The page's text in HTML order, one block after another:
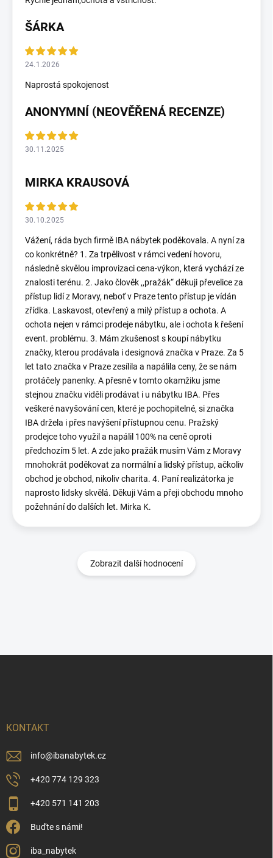
ŠÁRKA
24.1.2026
Naprostá spokojenost
ANONYMNÍ (NEOVĚŘENÁ RECENZE)
30.11.2025
MIRKA KRAUSOVÁ
30.10.2025
Vážení, ráda bych firmě IBA nábytek poděkovala. A nyní za
co konkrétně? 1. Za trpělivost v rámci vedení hovoru,
následně skvělou improvizaci cena-výkon, která vychází ze
znalosti terénu. 2. Jako člověk ,,pražák“ děkuji převelice za
přístup lidí z Moravy, neboť v Praze tento přístup je vídán
zřídka. Laskavost, otevřený a milý přístup a ochota. A
ochota nejen v rámci prodeje nábytku, ale i ochota k řešení
event. problému. 3. Mám zkušenost s koupí nábytku
značky, kterou prodávala i designová značka v Praze. Za 5
let tato značka v Praze zesílila a napálila ceny, že se nám
protáčely panenky. A přesně v tomto okamžiku jsme
stejnou značku viděli prodávat i u nábytku IBA. Přes
veškeré navyšování cen, které je pochopitelné, si značka
IBA držela i přes navýšení přístupnou cenu. Pražský
prodejce toho využil a napálil 100% na ceně oproti
předchozím 5 let. A zde jako pražák musím Vám z Moravy
mnohokrát poděkovat za normální a lidský přístup, ačkoliv
obchod je obchod, nikoliv charita. 4. Paní realizátorka je
naprosto lidsky skvělá. Děkuji Vám a přeji obchodu mnoho
požehnání do dalších let. Mirka K.
Zobrazit další hodnocení
KONTAKT
info@ibanabytek.cz
+420 774 129 323
+420 571 141 203
Buďte s námi!
iba_nabytek